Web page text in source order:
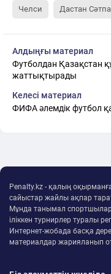
Челси Дастан
Алдыңғы материал
Футболдан Қазақстан
жаттықтырады
Келесі материал
ФИФА әлемдік футбол
Penalty.kz - қалың
сайыстар жайлы ақпар
Мұнда танымал
іліккен турнирлер туралы
Интернет-жобада басқа
материалдар жарияланып